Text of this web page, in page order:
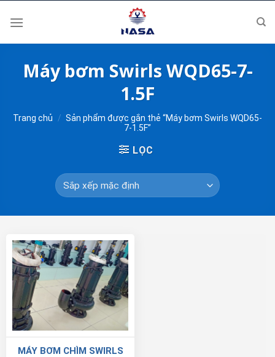
Máy bơm Swirls WQD65-7-
1.5F
Trang chủ / Sản phẩm được gắn thẻ “Máy bơm Swirls WQD65-
7-1.5F”
LỌC
MÁY BƠM CHÌM SWIRLS